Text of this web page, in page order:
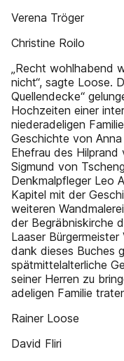
Verena Tröger
Christine Roilo
„Recht wohlhabend
nicht“, sagte Loose.
Quellendecke“
Hochzeiten einer
niederadeligen
Geschichte von
Ehefrau des
Sigmund von
Denkmalpfleger Leo
Kapitel mit der
weiteren
der Begräbniskirche
Laaser
dank dieses Buches
spätmittelalterliche
seiner Herren zu
adeligen Familie
Rainer Loose
David Fliri